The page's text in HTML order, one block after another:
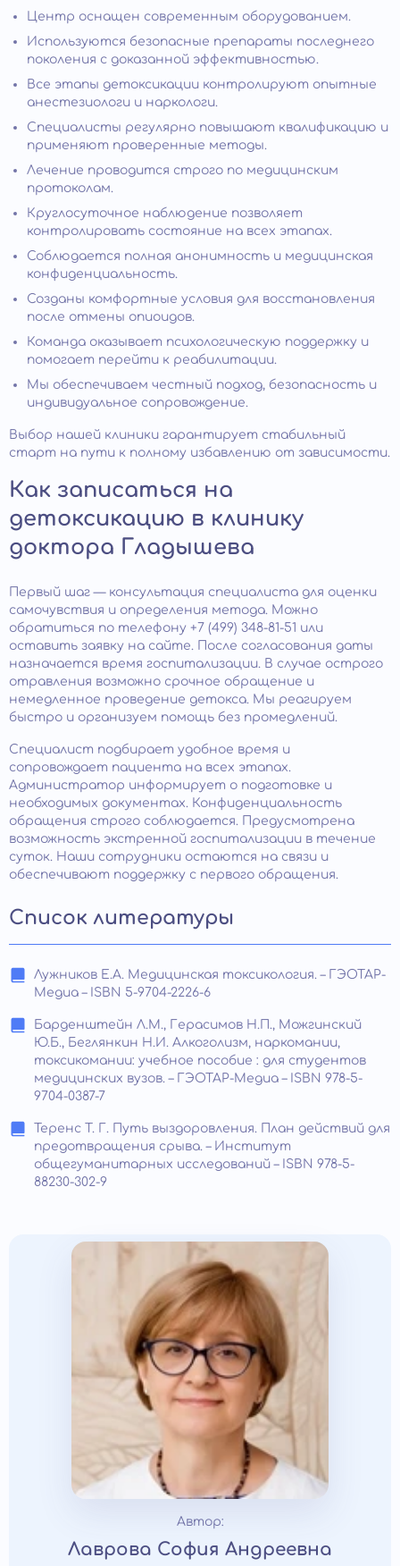
Центр оснащен современным оборудованием.
Используются безопасные препараты последнего
поколения с доказанной эффективностью.
Все этапы детоксикации контролируют опытные
анестезиологи и наркологи.
Специалисты регулярно повышают квалификацию и
применяют проверенные методы.
Лечение проводится строго по медицинским
протоколам.
Круглосуточное наблюдение позволяет
контролировать состояние на всех этапах.
Соблюдается полная анонимность и медицинская
конфиденциальность.
Созданы комфортные условия для восстановления
после отмены опиоидов.
Команда оказывает психологическую поддержку и
помогает перейти к реабилитации.
Мы обеспечиваем честный подход, безопасность и
индивидуальное сопровождение.
Выбор нашей клиники гарантирует стабильный
старт на пути к полному избавлению от зависимости.
Как записаться на
детоксикацию в клинику
доктора Гладышева
Первый шаг — консультация специалиста для оценки
самочувствия и определения метода. Можно
обратиться по телефону +7 (499) 348-81-51 или
оставить заявку на сайте. После согласования даты
назначается время госпитализации. В случае острого
отравления возможно срочное обращение и
немедленное проведение детокса. Мы реагируем
быстро и организуем помощь без промедлений.
Специалист подбирает удобное время и
сопровождает пациента на всех этапах.
Администратор информирует о подготовке и
необходимых документах. Конфиденциальность
обращения строго соблюдается. Предусмотрена
возможность экстренной госпитализации в течение
суток. Наши сотрудники остаются на связи и
обеспечивают поддержку с первого обращения.
Список литературы
Лужников Е.А. Медицинская токсикология. – ГЭОТАР-
Медиа – ISBN 5-9704-2226-6
Барденштейн Л.М., Герасимов Н.П., Можгинский
Ю.Б., Беглянкин Н.И. Алкоголизм, наркомании,
токсикомании: учебное пособие : для студентов
медицинских вузов. – ГЭОТАР-Медиа – ISBN 978-5-
9704-0387-7
Теренс Т. Г. Путь выздоровления. План действий для
предотвращения срыва. – Институт
общегуманитарных исследований – ISBN 978-5-
88230-302-9
Автор:
Лаврова София Андреевна